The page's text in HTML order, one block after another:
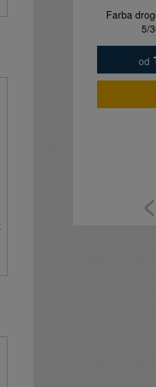
Farba
5/
od
<